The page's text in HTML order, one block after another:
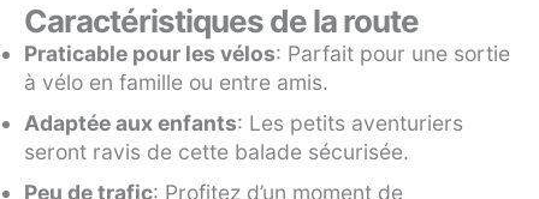
Caractéristiques de la route
Praticable pour les vélos: Parfait pour une sortie
à vélo en famille ou entre amis.
Adaptée aux enfants: Les petits aventuriers
seront ravis de cette balade sécurisée.
Peu de trafic: Profitez d’un moment de